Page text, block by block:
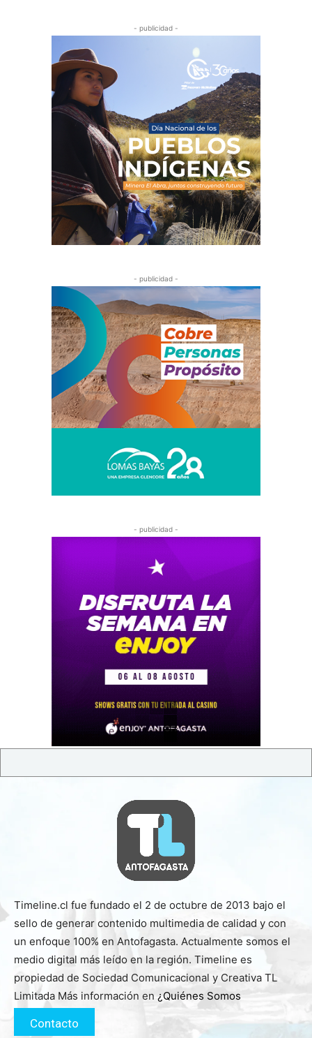
- publicidad -
- publicidad -
- publicidad -
Timeline.cl fue fundado el 2 de octubre de 2013 bajo el
sello de generar contenido multimedia de calidad y con
un enfoque 100% en Antofagasta. Actualmente somos el
medio digital más leído en la región. Timeline es
propiedad de Sociedad Comunicacional y Creativa TL
Limitada Más información en ¿Quiénes Somos
Contacto